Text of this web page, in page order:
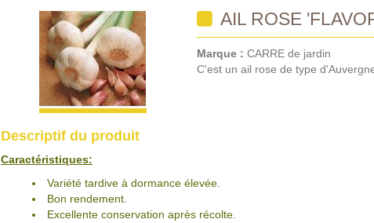
AIL ROSE
Marque : CARRE de jardin
C'est un ail rose de type
Descriptif du produit
Caractéristiques:
Variété tardive à dormance élevée.
Bon rendement.
Excellente conservation après récolte.